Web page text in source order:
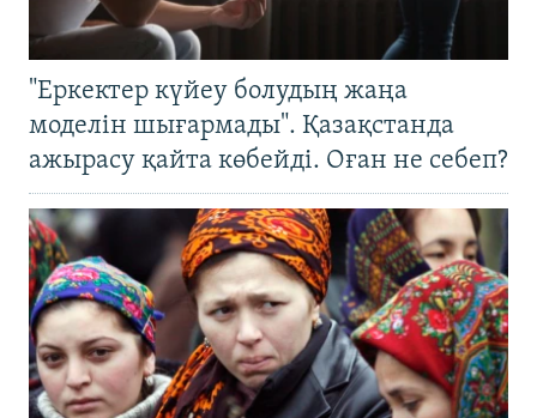
"Еркектер күйеу болудың жаңа
моделін шығармады". Қазақстанда
ажырасу қайта көбейді. Оған не себеп?